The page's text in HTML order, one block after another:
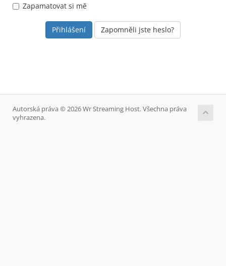
Zapamatovat si mě
Zapomněli jste heslo?
Autorská práva © 2026 Wr Streaming Host. Všechna práva
vyhrazena.